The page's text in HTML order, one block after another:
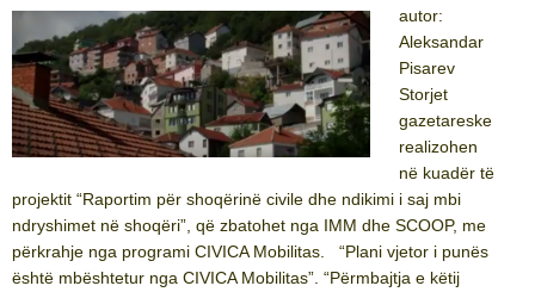
autor:
Aleksandar
Pisarev
Storjet
gazetareske
realizohen
në kuadër të
projektit “Raportim për shoqërinë civile dhe ndikimi i saj mbi
ndryshimet në shoqëri”, që zbatohet nga IMM dhe SCOOP, me
përkrahje nga programi CIVICA Mobilitas. “Plani vjetor i punës
është mbështetur nga CIVICA Mobilitas”. “Përmbajtja e këtij